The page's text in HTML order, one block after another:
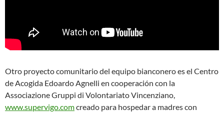
Otro proyecto comunitario del equipo bianconero es el Centro
de Acogida Edoardo Agnelli en cooperación con la
Associazione Gruppi di Volontariato Vincenziano,
www.supervigo.comcreado para hospedar a madres con